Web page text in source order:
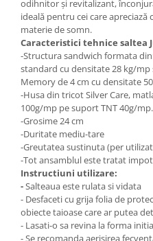
odihnitor și revitalizant,
ideală pentru cei care
materie de somn.
Caracteristici tehnice saltea
-Structura sandwich formata
standard cu densitate 28 kg/mp
Memory de 4 cm cu densitate
-Husa din tricot Silver Care,
100g/mp pe suport TNT 40g/mp.
-Grosime 24 cm
-Duritate mediu-tare
-Greutatea sustinuta (per
-Tot ansamblul este tratat
Instructiuni utilizare:
-Salteaua este rulata si vidata
- Desfaceti cu grija folia de
obiecte taioase care ar putea
- Lasati-o sa revina la forma
- Se recomanda aerisirea